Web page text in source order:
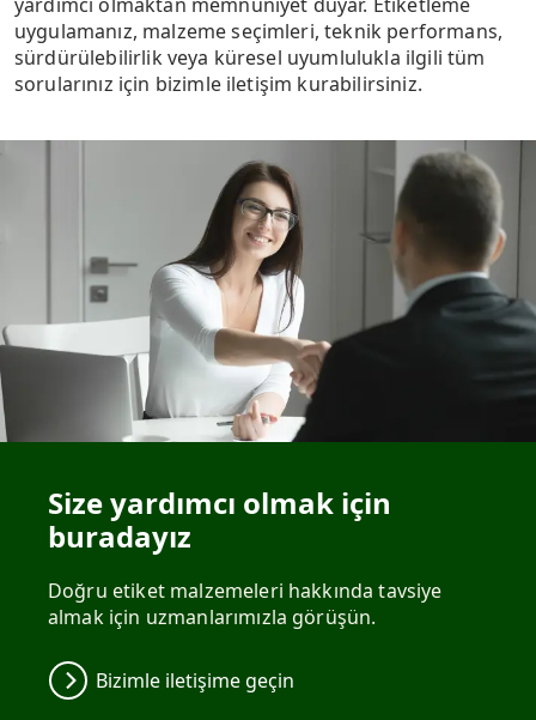
uygulamanız, malzeme seçimleri, teknik performans,
sürdürülebilirlik veya küresel uyumlulukla ilgili tüm
sorularınız için bizimle iletişim kurabilirsiniz.
Size yardımcı olmak için
buradayız
Doğru etiket malzemeleri hakkında tavsiye
almak için uzmanlarımızla görüşün.
Bizimle iletişime geçin